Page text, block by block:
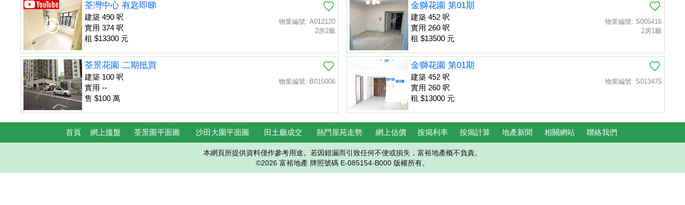
物業編號: A012120
2房2廳
荃灣中心 有匙即睇
建築 490 呎
實用 374 呎
租 $13300 元
物業編號: B015006
荃景花園 二期抵買
建築 100 呎
實用 --
售 $100 萬
物業編號: S005416
2房1廳
金獅花園 第01期
建築 452 呎
實用 260 呎
租 $13500 元
物業編號: S013475
金獅花園 第01期
建築 452 呎
實用 260 呎
租 $13000 元
首頁 網上搵盤 荃景圍平面圖 沙田大圍平面圖 田土廳成交 熱門屋苑走勢 網上估價 按揭利率 按揭計算 地產新聞 相關網站 聯絡我們
本網頁所提供資料僅作參考用途。若因錯漏而引致任何不便或損失，富裕地產概不負責。
©2026 富裕地產 牌照號碼 E-085154-B000 版權所有。